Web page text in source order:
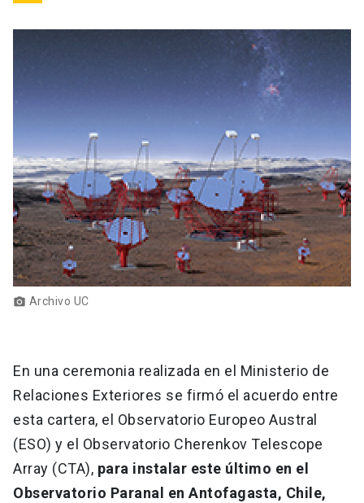
Mi Portal UC
photo_camera Archivo UC
En una ceremonia realizada en el Ministerio de
Relaciones Exteriores se firmó el acuerdo entre
esta cartera, el Observatorio Europeo Austral
(ESO) y el Observatorio Cherenkov Telescope
Array (CTA), para instalar este último en el
Observatorio Paranal en Antofagasta, Chile,